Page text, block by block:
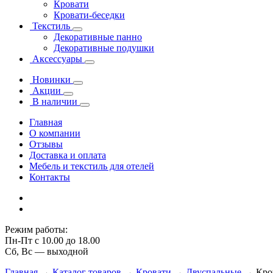
Кровати
Кровати-беседки
Текстиль
Декоративные панно
Декоративные подушки
Аксессуары
Новинки
Акции
В наличии
Главная
О компании
Отзывы
Доставка и оплата
Мебель и текстиль для отелей
Контакты
Режим работы:
Пн-Пт с 10.00 до 18.00
Сб, Вс — выходной